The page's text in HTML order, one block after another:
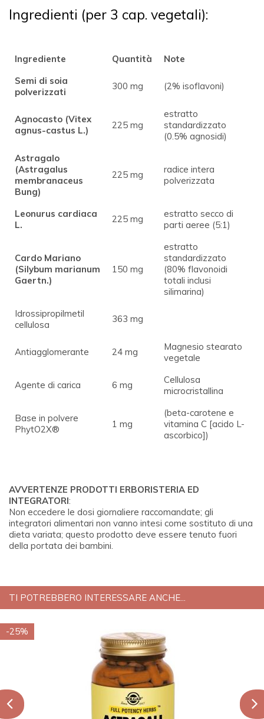
Ingredienti (per 3 cap. vegetali):
Ingrediente Quantità
Note
Semi di soia
polverizzati
300 mg (2% isoflavoni)
Agnocasto (Vitex
agnus-castus L.)
225 mg
estratto
standardizzato
(0.5% agnosidi)
Astragalo
(Astragalus
membranaceus
Bung)
225 mg
radice intera
polverizzata
Leonurus cardiaca
L.
225 mg
estratto secco di
parti aeree (5:1)
Cardo Mariano
(Silybum marianum
Gaertn.)
150 mg
estratto
standardizzato
(80% flavonoidi
totali inclusi
silimarina)
Idrossipropilmetil
cellulosa
363 mg
Antiagglomerante 24 mg
Magnesio stearato
vegetale
Agente di carica 6 mg
Cellulosa
microcristallina
Base in polvere
PhytO2X®
1 mg
(beta-carotene e
vitamina C [acido L-
ascorbico])
AVVERTENZE PRODOTTI ERBORISTERIA ED
INTEGRATORI:
Non eccedere le dosi giornaliere raccomandate; gli
integratori alimentari non vanno intesi come sostituto di una
dieta variata; questo prodotto deve essere tenuto fuori
della portata dei bambini.
TI POTREBBERO INTERESSARE ANCHE...
-25%